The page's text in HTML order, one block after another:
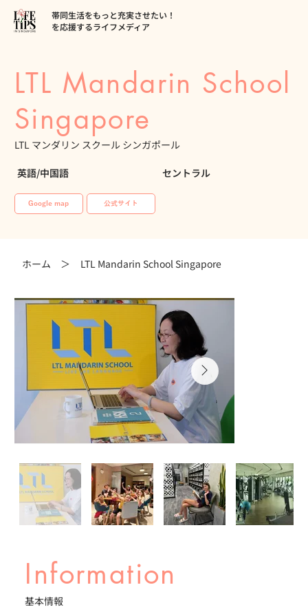
帯同生活をもっと充実させたい！
を応援するライフメディア
LTL Mandarin School
Singapore
LTL マンダリン スクール シンガポール
英語/中国語 セントラル
Google map 公式サイト
ホーム ＞ LTL Mandarin School Singapore
Information
基本情報